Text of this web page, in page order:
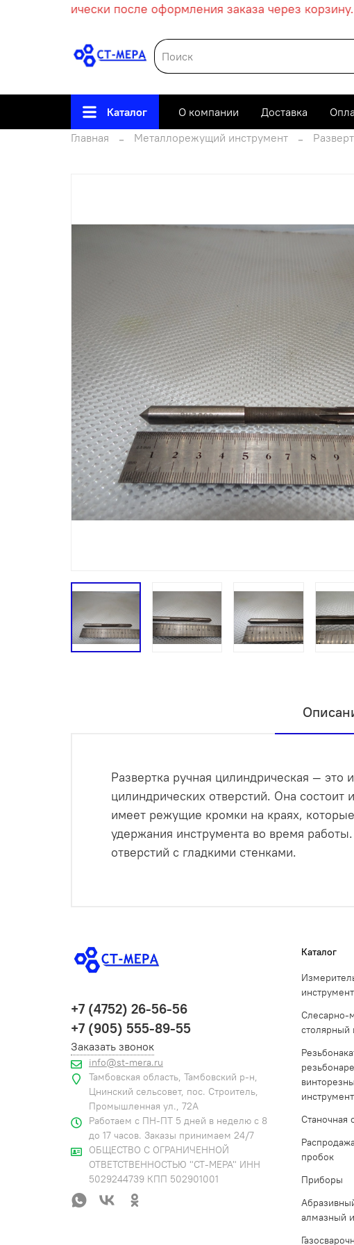
автоматически после оформления заказа через корзину.
Каталог О компании Доставка
Главная
Металлорежущий инструмент
Развертка ручная цилиндрическая — это
цилиндрических отверстий. Она
имеет режущие кромки на краях,
удержания инструмента во время
отверстий с гладкими стенками.
Каталог
инструмент
Слесарно-
столярный
инструмент
Станочная
пробок
Приборы
алмазный
+7 (4752) 26-56-56
+7 (905) 555-89-55
Заказать звонок
info@st-mera.ru
Тамбовская область, Тамбовский р-н,
Цнинский сельсовет, пос. Строитель,
Промышленная ул., 72А
Работаем с ПН-ПТ 5 дней в неделю с 8
до 17 часов. Заказы принимаем 24/7
ОБЩЕСТВО С ОГРАНИЧЕННОЙ
ОТВЕТСТВЕННОСТЬЮ "СТ-МЕРА" ИНН
5029244739 КПП 502901001